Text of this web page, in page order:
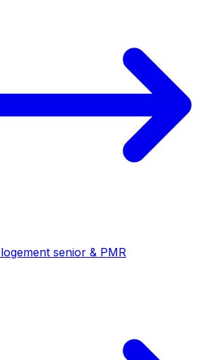
senior & PMR